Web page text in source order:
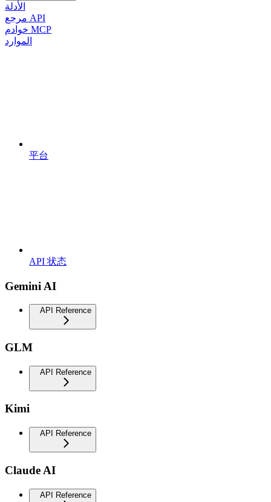
الأدلة
مرجع API
خوادم MCP
الموارد
平台
API 状态
Gemini AI
API Reference
GLM
API Reference
Kimi
API Reference
Claude AI
API Reference